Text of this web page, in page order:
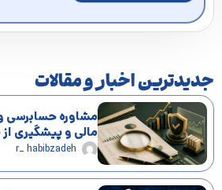
جدیدترین اخبار و مقالات
مشاوره
مالی و پیشگیری از
r_ habibzadeh